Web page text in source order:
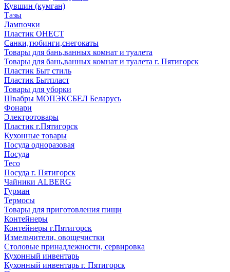
Кувшин (кумган)
Тазы
Лампочки
Пластик ОНЕСТ
Санки,тюбинги,снегокаты
Товары для бань,ванных комнат и туалета
Товары для бань,ванных комнат и туалета г. Пятигорск
Пластик Быт стиль
Пластик Бытпласт
Товары для уборки
Швабры МОПЭКСБЕЛ Беларусь
Фонари
Электротовары
Пластик г.Пятигорск
Кухонные товары
Посуда одноразовая
Посуда
Teco
Посуда г. Пятигорск
Чайники ALBERG
Гурман
Термосы
Товары для приготовления пищи
Контейнеры
Контейнеры г.Пятигорск
Измельчители, овощечистки
Столовые принадлежности, сервировка
Кухонный инвентарь
Кухонный инвентарь г. Пятигорск